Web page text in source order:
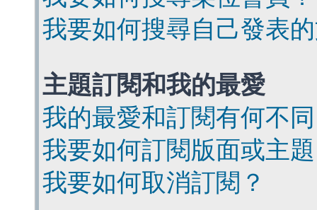
我要如何搜尋自己發表
主題訂閱和我的最愛
我的最愛和訂閱有何不
我要如何訂閱版面或主
我要如何取消訂閱？